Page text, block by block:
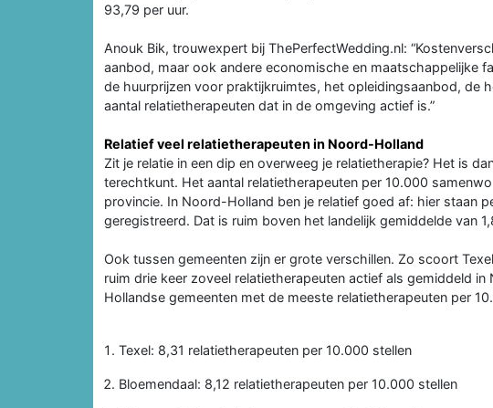
93,79 per uur.
Anouk Bik, trouwexpert bij ThePerfectWedding.nl:
aanbod, maar ook andere economische en maatschappelijke
de huurprijzen voor praktijkruimtes, het opleidingsaanbod, de
aantal relatietherapeuten dat in de omgeving actief is.”
Relatief veel relatietherapeuten in Noord-Holland
Zit je relatie in een dip en overweeg je relatietherapie? Het is
terechtkunt. Het aantal relatietherapeuten per 10.000
provincie. In Noord-Holland ben je relatief goed af: hier staan
geregistreerd. Dat is ruim boven het landelijk gemiddelde van
Ook tussen gemeenten zijn er grote verschillen. Zo scoort
ruim drie keer zoveel relatietherapeuten actief als gemiddeld
Hollandse gemeenten met de meeste relatietherapeuten per
Texel: 8,31 relatietherapeuten per 10.000 stellen
Bloemendaal: 8,12 relatietherapeuten per 10.000 stellen